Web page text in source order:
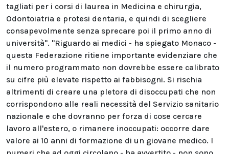
tagliati per i corsi di laurea in Medicina e chirurgia,
Odontoiatria e protesi dentaria, e quindi di scegliere
consapevolmente senza sprecare poi il primo anno di
università". "Riguardo ai medici - ha spiegato Monaco -
questa Federazione ritiene importante evidenziare che
il numero programmato non dovrebbe essere calibrato
su cifre più elevate rispetto ai fabbisogni. Si rischia
altrimenti di creare una pletora di disoccupati che non
corrispondono alle reali necessità del Servizio sanitario
nazionale e che dovranno per forza di cose cercare
lavoro all'estero, o rimanere inoccupati: occorre dare
valore ai 10 anni di formazione di un giovane medico. I